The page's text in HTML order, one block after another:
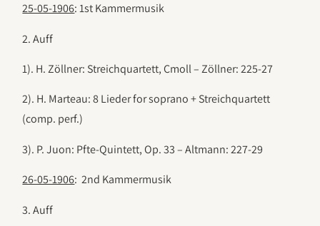
25-05-1906: 1st Kammermusik
2. Auff
1). H. Zöllner: Streichquartett, Cmoll – Zöllner: 225-27
2). H. Marteau: 8 Lieder for soprano + Streichquartett
(comp. perf.)
3). P. Juon: Pfte-Quintett, Op. 33 – Altmann: 227-29
26-05-1906: 2nd Kammermusik
3. Auff